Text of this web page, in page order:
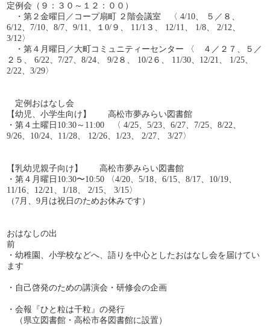
定例会（９：３０～１２：００）
・第２金曜日／コープ扇町 ２階会議室 〈 4/10、 ５／８、
6/12、7/10、8/7、9/11、１0/９、 11/1３、 12/11、 1/8、 2/12、
3/12〉
・第４月曜日／大町コミュニティーセンター 〈 ４／２７、５／
２５、 6/22、7/27、8/24、 9/2８、 10/2６、 11/30、12/21、 1/25、
2/22、3/29〉
定例おはなし会
【幼児、小学生向け】 高松市夢みらい図書館
・第４土曜日10:30～11:00 〈 4/25、5/23、6/27、7/25、8/22、
9/26、10/24、11/28、 12/26、1/23、 2/27、 3/27〉
【乳幼児親子向け】 高松市夢みらい図書館
・第４月曜日10:30〜10:50 〈4/20、5/18、6/15、8/17、10/19、
11/16、12/21、1/18、 2/15、 3/15〉
（7月、9月は祝日のためお休みです）
おはなしの出
・幼稚園、小学校などへ、語りを中心としたおはなし会を届けてい
ます
・自己啓発のための講演会・研修会の企画
・会報『ひと粒は千粒』の発行
（県立図書館・高松市各図書館に設置）